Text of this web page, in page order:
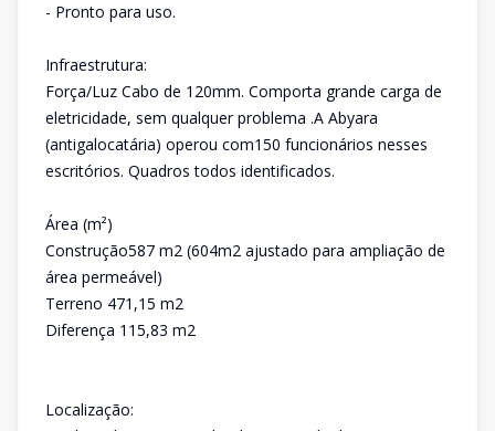
- Pronto para uso.
Infraestrutura:
Força/Luz Cabo de 120mm. Comporta grande carga de
eletricidade, sem qualquer problema .A Abyara
(antigalocatária) operou com150 funcionários nesses
escritórios. Quadros todos identificados.
Área (m²)
Construção587 m2 (604m2 ajustado para ampliação de
área permeável)
Terreno 471,15 m2
Diferença 115,83 m2
Localização: